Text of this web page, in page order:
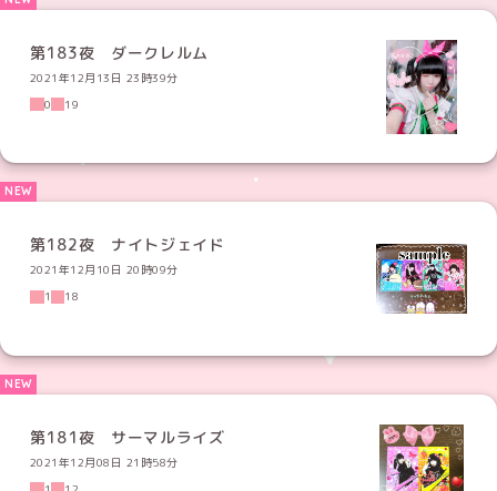
第183夜 ダークレルム
2021年12月13日 23時39分
0
19
第182夜 ナイトジェイド
2021年12月10日 20時09分
1
18
第181夜 サーマルライズ
2021年12月08日 21時58分